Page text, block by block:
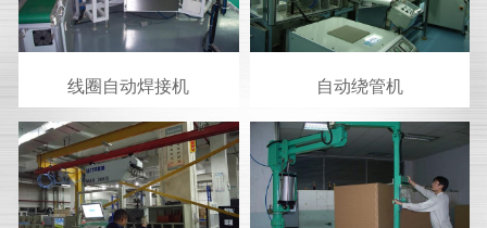
线圈自动焊接机 自动绕管机